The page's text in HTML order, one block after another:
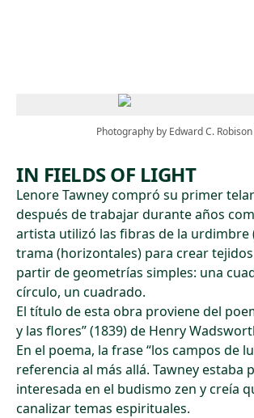
Photography by Edward C.
IN FIELDS OF LIGHT
Lenore Tawney compró su primer
después de trabajar durante años
artista utilizó las fibras de la urdimbre
trama (horizontales) para crear
partir de geometrías simples: una
círculo, un cuadrado.
El título de esta obra proviene del
y las flores” (1839) de Henry
En el poema, la frase “los campos de
referencia al más allá. Tawney estaba
interesada en el budismo zen y creía
canalizar temas espirituales.